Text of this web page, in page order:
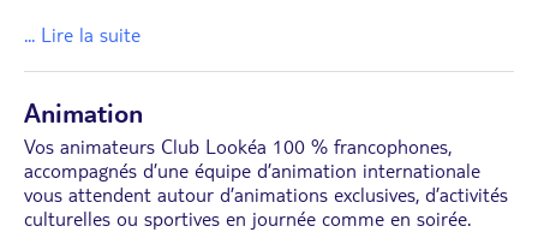
... Lire la suite
Animation
Vos animateurs Club Lookéa 100 % francophones,
accompagnés d’une équipe d’animation internationale
vous attendent autour d’animations exclusives, d’activités
culturelles ou sportives en journée comme en soirée.